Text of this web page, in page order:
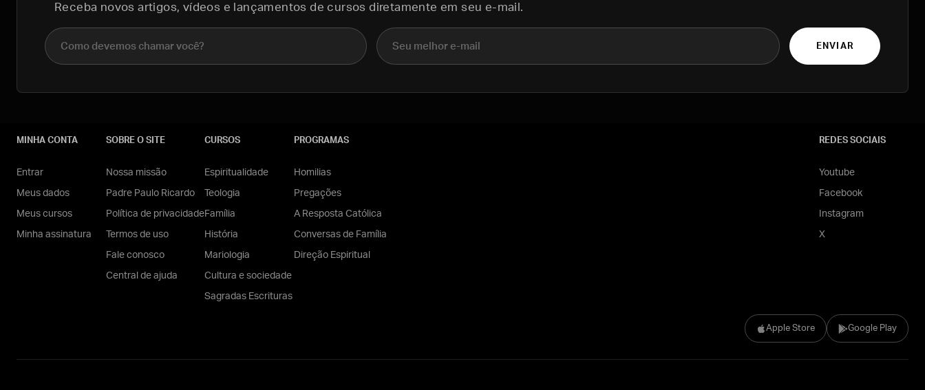
Receba novos artigos, vídeos e lançamentos de cursos diretamente em seu e-mail.
Nome completo E-mail
ENVIAR
Apple Store Google Play
MINHA CONTA
Entrar
Meus dados
Meus cursos
Minha assinatura
SOBRE O SITE
Nossa missão
Padre Paulo Ricardo
Política de privacidade
Termos de uso
Fale conosco
Central de ajuda
CURSOS
Espiritualidade
Teologia
Família
História
Mariologia
Cultura e sociedade
Sagradas Escrituras
PROGRAMAS
Homilias
Pregações
A Resposta Católica
Conversas de Família
Direção Espiritual
REDES SOCIAIS
Youtube
Facebook
Instagram
X